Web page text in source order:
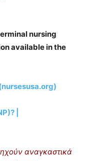
nursing
available in the
|
αναγκαστικά